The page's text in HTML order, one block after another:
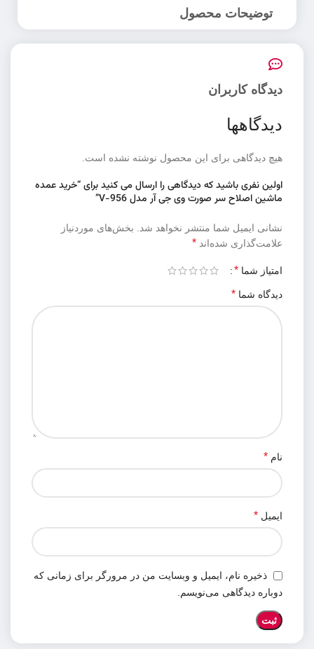
توضیحات محصول
دیدگاه کاربران
دیدگاهها
هیچ دیدگاهی برای این محصول نوشته نشده است.
اولین نفری باشید که دیدگاهی را ارسال می کنید برای “خرید عمده
ماشین اصلاح سر صورت وی جی آر مدل V-956”
نشانی ایمیل شما منتشر نخواهد شد. بخش‌های موردنیاز
علامت‌گذاری شده‌اند *
امتیاز شما *
دیدگاه شما *
نام *
ایمیل *
ذخیره نام، ایمیل و وبسایت من در مرورگر برای زمانی که
دوباره دیدگاهی می‌نویسم.